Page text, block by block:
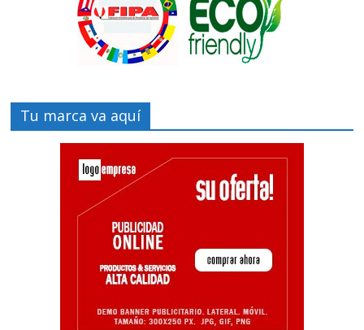
Tu marca va aquí